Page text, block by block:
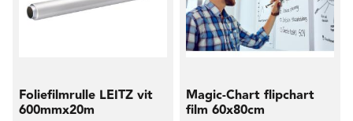
Foliefilmrulle LEITZ vit
600mmx20m
Magic-Chart flipchart
film 60x80cm